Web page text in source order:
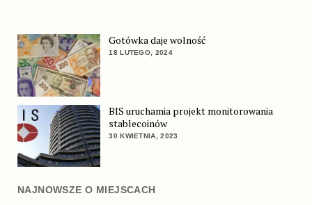
Gotówka daje wolność
18 LUTEGO, 2024
BIS uruchamia projekt monitorowania
stablecoinów
30 KWIETNIA, 2023
NAJNOWSZE O MIEJSCACH